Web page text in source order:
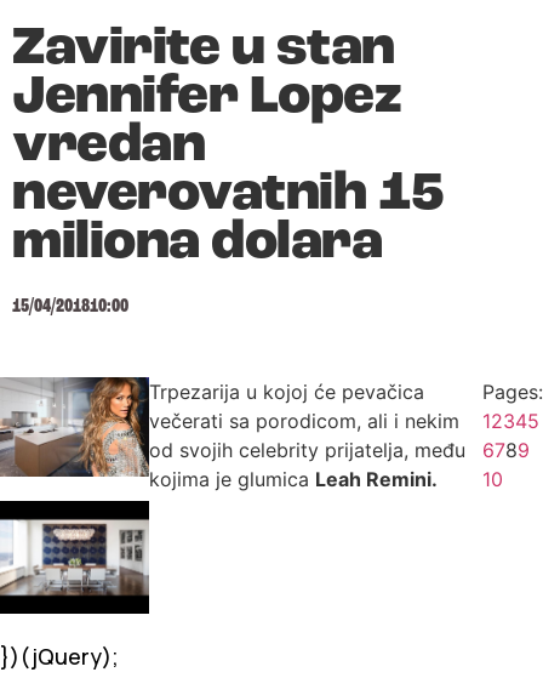
Zavirite u stan
Jennifer Lopez
vredan
neverovatnih 15
miliona dolara
15/04/201810:00
})(jQuery);
Trpezarija u kojoj će pevačica
večerati sa porodicom, ali i nekim
od svojih celebrity prijatelja, među
kojima je glumica Leah Remini.
Pages:
12345
6789
10